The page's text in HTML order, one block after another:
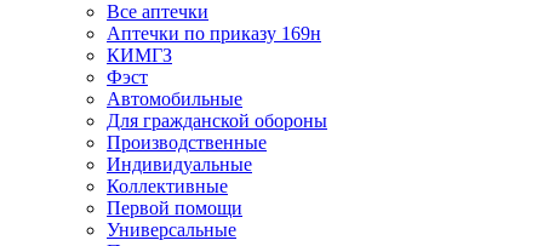
Все аптечки
Аптечки по приказу 169н
КИМГЗ
Фэст
Автомобильные
Для гражданской обороны
Производственные
Индивидуальные
Коллективные
Первой помощи
Универсальные